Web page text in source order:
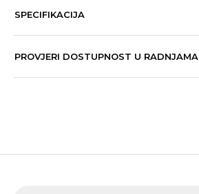
SPECIFIKACIJA
PROVJERI DOSTUPNOST U RADNJAMA